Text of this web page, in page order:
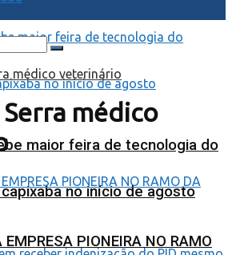
maior feira de tecnologia do
no início de agosto
médico veterinário
Serra médico
PIONEIRA NO RAMO